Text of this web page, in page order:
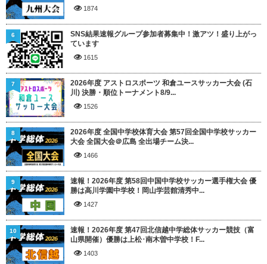
1874
SNS結果速報グループ参加者募集中！激アツ！盛り上がっ
ています
1615
6
2026年度 アストロスポーツ 和倉ユースサッカー大会 (石
川) 決勝・順位トーナメント8/9...
1526
7
2026年度 全国中学校体育大会 第57回全国中学校サッカー
大会 全国大会＠広島 全出場チーム決...
1466
8
速報！2026年度 第58回中国中学校サッカー選手権大会 優
勝は高川学園中学校！岡山学芸館清秀中...
1427
9
速報！2026年度 第47回北信越中学総体サッカー競技（富
山県開催）優勝は上松･南木曽中学校！F...
1403
10